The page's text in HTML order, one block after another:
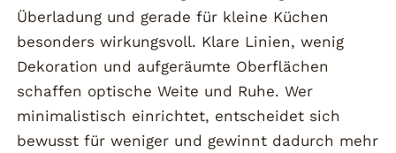
Überladung und gerade für kleine Küchen
besonders wirkungsvoll. Klare Linien, wenig
Dekoration und aufgeräumte Oberflächen
schaffen optische Weite und Ruhe. Wer
minimalistisch einrichtet, entscheidet sich
bewusst für weniger und gewinnt dadurch mehr